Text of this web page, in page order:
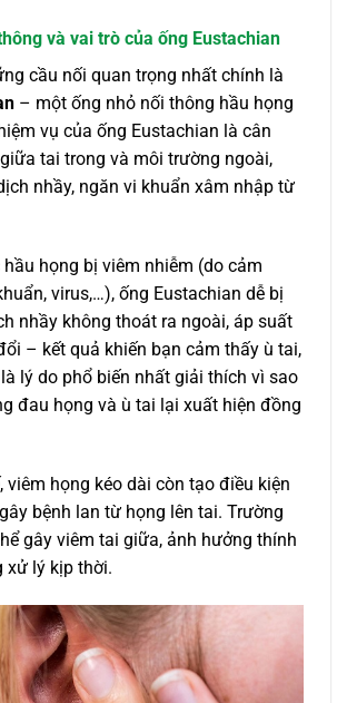
và vai trò của ống Eustachian
cầu nối quan trọng nhất chính là
– một ống nhỏ nối thông hầu họng
vụ của ống Eustachian là cân
tai trong và môi trường ngoài,
nhầy, ngăn vi khuẩn xâm nhập từ
hầu họng bị viêm nhiễm (do cảm
virus,…), ống Eustachian dễ bị
nhầy không thoát ra ngoài, áp suất
– kết quả khiến bạn cảm thấy ù tai,
lý do phổ biến nhất giải thích vì sao
đau họng và ù tai lại xuất hiện đồng
viêm họng kéo dài còn tạo điều kiện
bệnh lan từ họng lên tai. Trường
gây viêm tai giữa, ảnh hưởng thính
xử lý kịp thời.